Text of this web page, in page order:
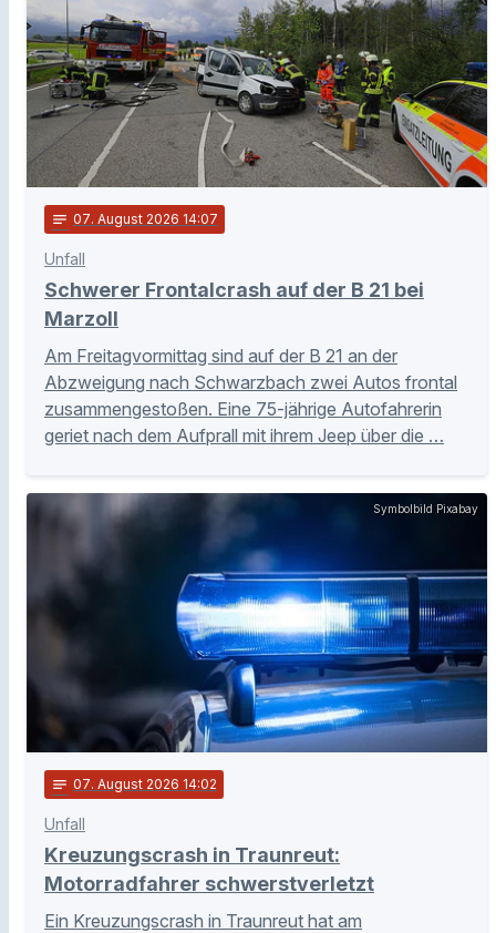
notes 07. August 2026 14:07
Unfall
Schwerer Frontalcrash auf der B 21 bei
Marzoll
Am Freitagvormittag sind auf der B 21 an der
Abzweigung nach Schwarzbach zwei Autos frontal
zusammengestoßen. Eine 75-jährige Autofahrerin
geriet nach dem Aufprall mit ihrem Jeep über die …
Symbolbild Pixabay
notes 07. August 2026 14:02
Unfall
Kreuzungscrash in Traunreut:
Motorradfahrer schwerstverletzt
Ein Kreuzungscrash in Traunreut hat am